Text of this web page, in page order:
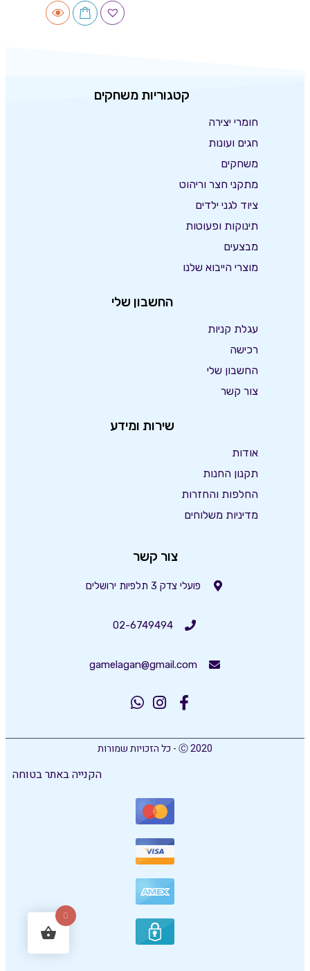
קטגוריות משחקים
חומרי יצירה
חגים ועונות
משחקים
מתקני חצר וריהוט
ציוד לגני ילדים
תינוקות ופעוטות
מבצעים
מוצרי הייבוא שלנו
החשבון שלי
עגלת קניות
רכישה
החשבון שלי
צור קשר
שירות ומידע
אודות
תקנון החנות
החלפות והחזרות
מדיניות משלוחים
צור קשר
פועלי צדק 3 תלפיות ירושלים
02-6749494
gamelagan@gmail.com
Ⓒ 2020 - כל הזכויות שמורות
הקנייה באתר בטוחה
0